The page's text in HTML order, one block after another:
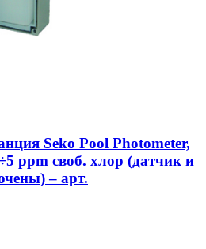
Seko Pool Photometer,
ppm своб. хлор (датчик и
– арт.